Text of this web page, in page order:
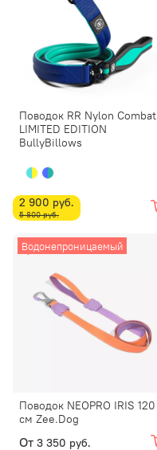
Поводок RR Nylon Combat
LIMITED EDITION
BullyBillows
2 900 руб.
5 800 руб.
Водонепроницаемый
Поводок NEOPRO IRIS 120
см Zee.Dog
От 3 350 руб.